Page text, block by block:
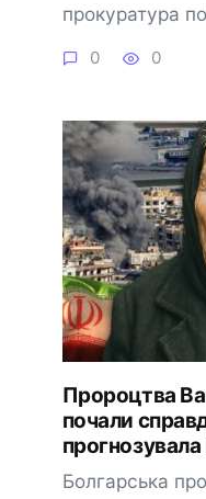
прокуратура
0 0
Пророцтва
почали
прогнозувала
Болгарська